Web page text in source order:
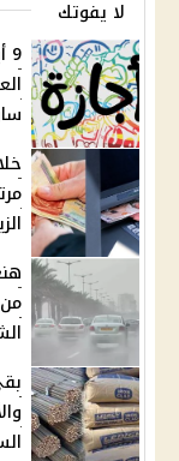
لا يفوتك
السبت